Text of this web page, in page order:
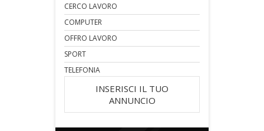
CERCO LAVORO
COMPUTER
OFFRO LAVORO
SPORT
TELEFONIA
INSERISCI IL TUO
ANNUNCIO